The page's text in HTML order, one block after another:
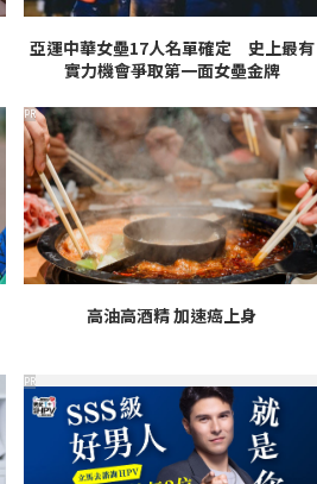
亞運中華女壘17人名單確定 史上最有
實力機會爭取第一面女壘金牌
高油高酒精 加速癌上身
PR
PR